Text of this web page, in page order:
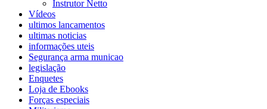
Instrutor Netto
Vídeos
ultimos lancamentos
ultimas noticias
informações uteis
Segurança arma municao
legislação
Enquetes
Loja de Ebooks
Forças especiais